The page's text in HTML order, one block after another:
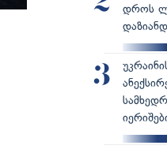
დროს
3